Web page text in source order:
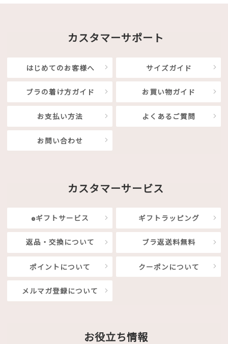
カスタマーサポート
はじめてのお客様へ サイズガイド
ブラの着け方ガイド お買い物ガイド
お支払い方法 よくあるご質問
お問い合わせ
カスタマーサービス
eギフトサービス ギフトラッピング
返品・交換について ブラ返送料無料
ポイントについて クーポンについて
メルマガ登録について
お役立ち情報